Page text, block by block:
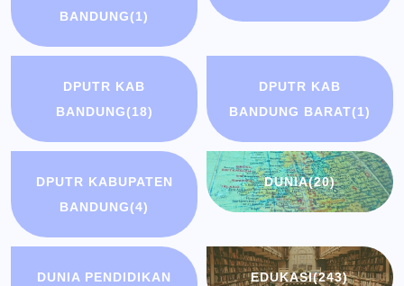
BANDUNG(1)
DPUTR KAB
BANDUNG(18)
DPUTR KAB
BANDUNG BARAT(1)
DPUTR KABUPATEN
BANDUNG(4)
DUNIA(20)
DUNIA PENDIDIKAN
EDUKASI(243)